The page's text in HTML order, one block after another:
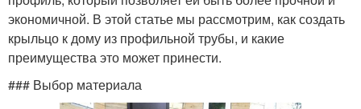
экономичной. В этой статье мы рассмотрим, как создать
крыльцо к дому из профильной трубы, и какие
преимущества это может принести.
### Выбор материала